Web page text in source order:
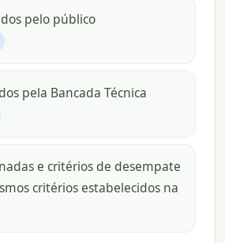
pelo público
pela Bancada Técnica
e critérios de desempate
critérios estabelecidos na